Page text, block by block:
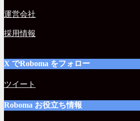
運営会社
採用情報
X でRoboma をフォロー
ツイート
Roboma お役立ち情報